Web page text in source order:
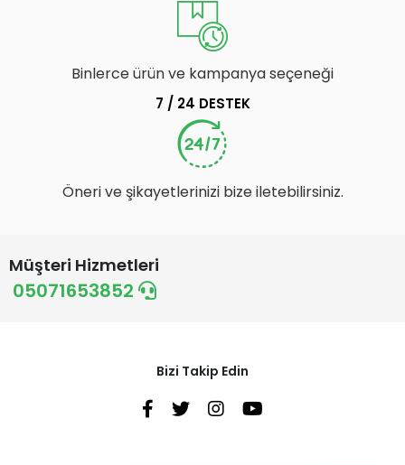
Binlerce ürün ve kampanya seçeneği
7 / 24 DESTEK
Öneri ve şikayetlerinizi bize iletebilirsiniz.
Müşteri Hizmetleri
05071653852
Bizi Takip Edin